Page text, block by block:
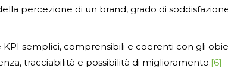
percezione di un brand, grado di
semplici, comprensibili e coerenti con gli
tracciabilità e possibilità di miglioramento.[6]